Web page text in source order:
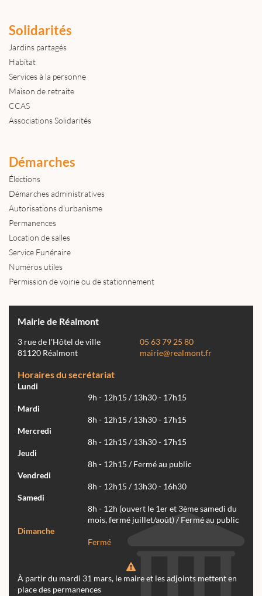
Solidarités
Jardins partagés
Habitat
Services à la personne
Maison de retraite
CCAS
Associations Solidarités
Démarches
Élections
Démarches administratives
Autorisations d'urbanisme
Permanences
Location de salles
Service Funéraire
Numéros utiles
Permission de voirie ou de stationnement
Mairie de Réalmont
3 rue de l'Hôtel de ville
81120 Réalmont
05 63 79 25 80
mairie@realmont.fr
Horaires du secrétariat
Lundi
9h - 12h15 / 13h30 - 17h15
Mardi
8h - 12h15 / 13h30 - 17h15
Mercredi
8h - 12h15 / 13h30 - 17h15
Jeudi
8h - 12h15 / Fermé au public
Vendredi
8h - 12h15 / 13h30 - 16h30
Samedi
8h - 12h (ouvert le 1er et 3ème samedi du
mois, fermé juillet/août) / Fermé au public
Dimanche
Fermé
À partir du mardi 31 mars, le maire et les adjoints mettent en
place des permanences